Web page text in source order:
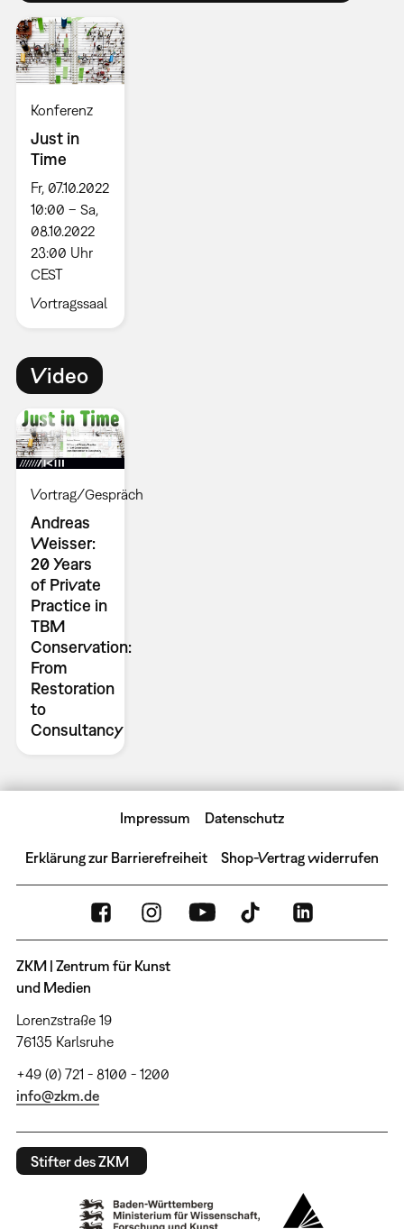
Konferenz
Just in
Time
Fr, 07.10.2022
10:00 – Sa,
08.10.2022
23:00 Uhr
CEST
Vortragssaal
Video
Vortrag/Gespräch
Andreas
Weisser:
20 Years
of Private
Practice in
TBM
Conservation:
From
Restoration
to
Consultancy
Impressum Datenschutz
Erklärung zur Barrierefreiheit Shop-Vertrag widerrufen
ZKM | Zentrum für Kunst
und Medien
Lorenzstraße 19
76135 Karlsruhe
+49 (0) 721 - 8100 - 1200
info@zkm.de
Stifter des ZKM